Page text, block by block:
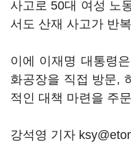
사고로 50대 여성 노
서도 산재 사고가 반
이에 이재명 대통령
화공장을 직접 방문,
적인 대책 마련을 주
강석영 기자